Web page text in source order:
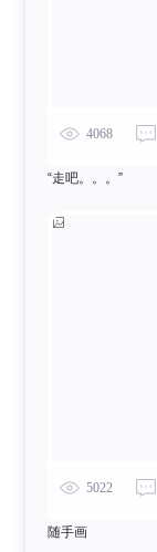
4068
“走吧。。。”
5022
随手画